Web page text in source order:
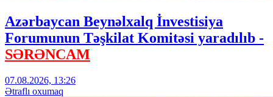
Azərbaycan Beynəlxalq İnvestisiya
Forumunun Təşkilat Komitəsi yaradılıb -
SƏRƏNCAM
07.08.2026, 13:26
Ətraflı oxumaq